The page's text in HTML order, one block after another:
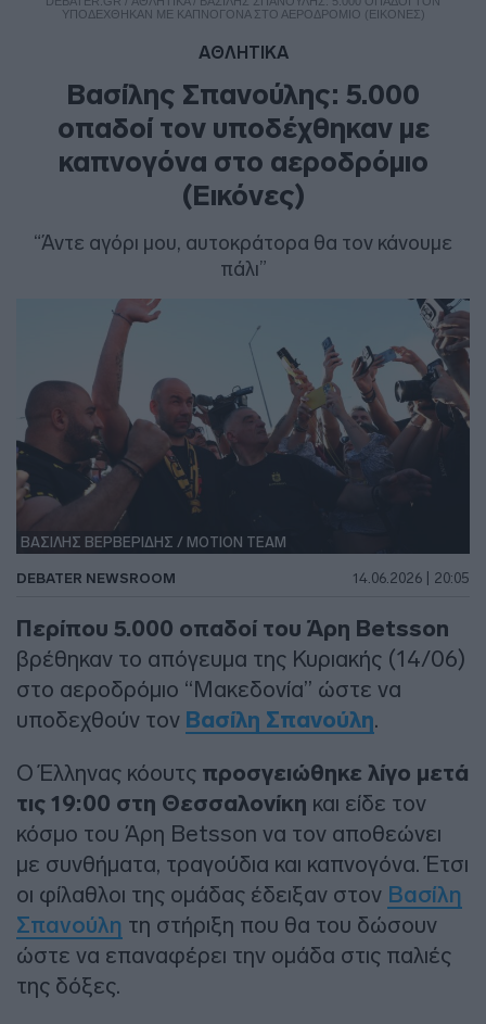
ΥΠΟΔΈΧΘΗΚΑΝ ΜΕ ΚΑΠΝΟΓΌΝΑ ΣΤΟ ΑΕΡΟΔΡΌΜΙΟ (ΕΙΚΌΝΕΣ)
ΑΘΛΗΤΙΚΑ
Βασίλης Σπανούλης: 5.000
οπαδοί τον υποδέχθηκαν με
καπνογόνα στο αεροδρόμιο
(Εικόνες)
“Άντε αγόρι μου, αυτοκράτορα θα τον κάνουμε
πάλι”
ΒΑΣΙΛΗΣ ΒΕΡΒΕΡΙΔΗΣ / ΜΟΤΙΟΝ ΤΕΑΜ
DEBATER NEWSROOM 14.06.2026 | 20:05
Περίπου 5.000 οπαδοί του Άρη Betsson
βρέθηκαν το απόγευμα της Κυριακής (14/06)
στο αεροδρόμιο “Μακεδονία” ώστε να
υποδεχθούν τον Βασίλη Σπανούλη.
Ο Έλληνας κόουτς προσγειώθηκε λίγο μετά
τις 19:00 στη Θεσσαλονίκη και είδε τον
κόσμο του Άρη Betsson να τον αποθεώνει
με συνθήματα, τραγούδια και καπνογόνα. Έτσι
οι φίλαθλοι της ομάδας έδειξαν στον Βασίλη
Σπανούλη τη στήριξη που θα του δώσουν
ώστε να επαναφέρει την ομάδα στις παλιές
της δόξες.